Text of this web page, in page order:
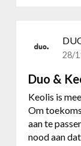
l
o
k
n
28/
Duo &
Keolis is
Om
aan te
nood aan